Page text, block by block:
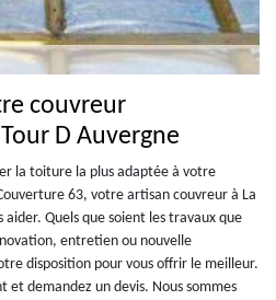
couvreur
D Auvergne
la toiture la plus adaptée à votre
63, votre artisan couvreur à La
aider. Quels que soient les travaux que
entretien ou nouvelle
disposition pour vous offrir le meilleur.
et demandez un devis. Nous sommes